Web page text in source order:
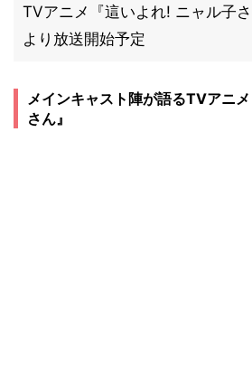
TVアニメ『這いよれ! ニャル子
より放送開始予定
メインキャスト陣が語るTVアニ
さん』